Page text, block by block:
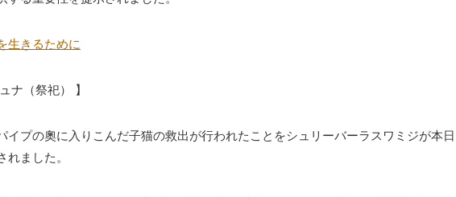
生きるために
ナ（祭祀） 】
イプの奧に入りこんだ子猫の救出が行われたことをシュリーバーラスワミジが本日
れました。